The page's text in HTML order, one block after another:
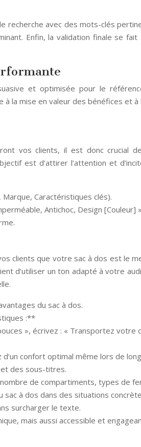
recherche avec des mots-clés
Enfin, la validation finale se
et optimisée pour le
la mise en valeur des bénéfices et
vos clients, il est donc crucial
est d’attirer l’attention et
Caractéristiques clés).
Antichoc, Design [Couleur]
clients que votre sac à dos est le
d’utiliser un ton adapté à votre
du sac à dos.
:**
», écrivez : « Transportez
confort optimal même lors de
des sous-titres.
de compartiments, types de
à dos dans des situations
surcharger le texte.
mais aussi accessible et